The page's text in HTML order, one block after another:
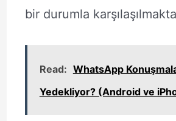
bir durumla
Read: WhatsApp
Yedekliyor? (Android ve